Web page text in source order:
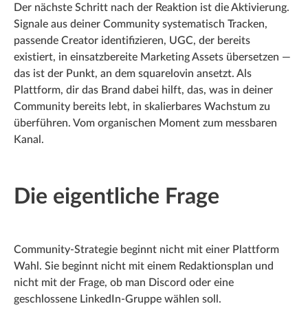
Der nächste Schritt nach der Reaktion ist die Aktivierung.
Signale aus deiner Community systematisch Tracken,
passende Creator identifizieren, UGC, der bereits
existiert, in einsatzbereite Marketing Assets übersetzen —
das ist der Punkt, an dem squarelovin ansetzt. Als
Plattform, dir das Brand dabei hilft, das, was in deiner
Community bereits lebt, in skalierbares Wachstum zu
überführen. Vom organischen Moment zum messbaren
Kanal.
Die eigentliche Frage
Community-Strategie beginnt nicht mit einer Plattform
Wahl. Sie beginnt nicht mit einem Redaktionsplan und
nicht mit der Frage, ob man Discord oder eine
geschlossene LinkedIn-Gruppe wählen soll.